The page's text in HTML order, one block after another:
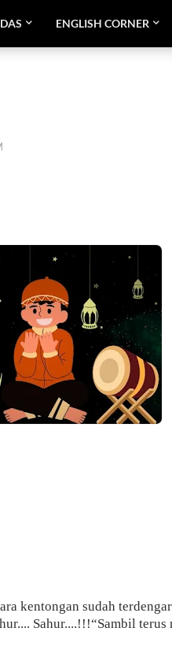
ENGLISH CORNER
kentongan sudah
Sahur....!!!“Sambil